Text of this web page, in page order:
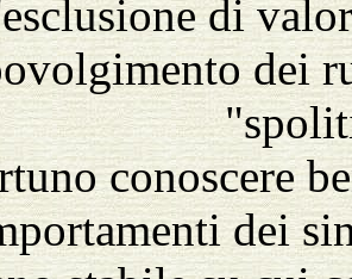
di
dei
conoscere
dei